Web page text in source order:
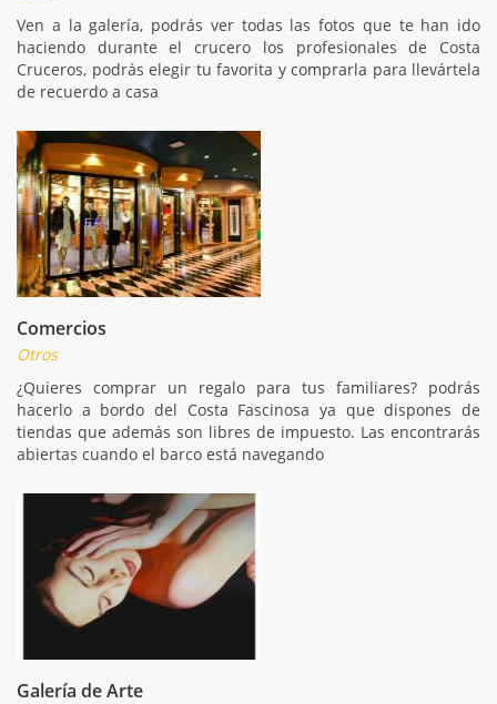
Ven a la galería, podrás ver todas las fotos que te han ido
haciendo durante el crucero los profesionales de Costa
Cruceros, podrás elegir tu favorita y comprarla para llevártela
de recuerdo a casa
Comercios
Otros
¿Quieres comprar un regalo para tus familiares? podrás
hacerlo a bordo del Costa Fascinosa ya que dispones de
tiendas que además son libres de impuesto. Las encontrarás
abiertas cuando el barco está navegando
Galería de Arte